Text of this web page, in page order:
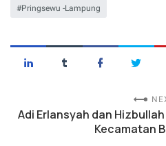
Pringsewu -Lampung
Adi Erlansyah dan
Kecamatan